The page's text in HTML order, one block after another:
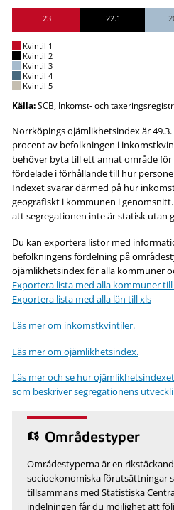
23 22.1
Kvintil 1
Kvintil 2
Kvintil 3
Kvintil 4
Kvintil 5
Källa:SCB, Inkomst- och
Norrköpings ojämlikhetsindex är
procent av befolkningen i
behöver byta till ett annat område
fördelade i förhållande till hur
Indexet svarar därmed på hur
geografiskt i kommunen i
att segregationen inte är statisk utan
Du kan exportera listor med
befolkningens fördelning på
ojämlikhetsindex för alla kommuner
Exportera lista med alla kommuner till
Exportera lista med alla län till xls
Läs mer om inkomstkvintiler.
Läs mer om ojämlikhetsindex.
Läs mer och se hur
som beskriver segregationens
Områdestyper
Områdestyperna är en
socioekonomiska förutsättningar
tillsammans med Statistiska
indelningen får du möjlighet att